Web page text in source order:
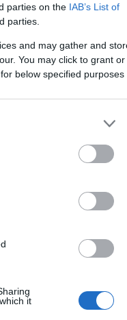
parties on the IAB’s List of
parties.
and may gather and
You may click to grant or
below specified purposes
it
KIRAKAT
Kirakat